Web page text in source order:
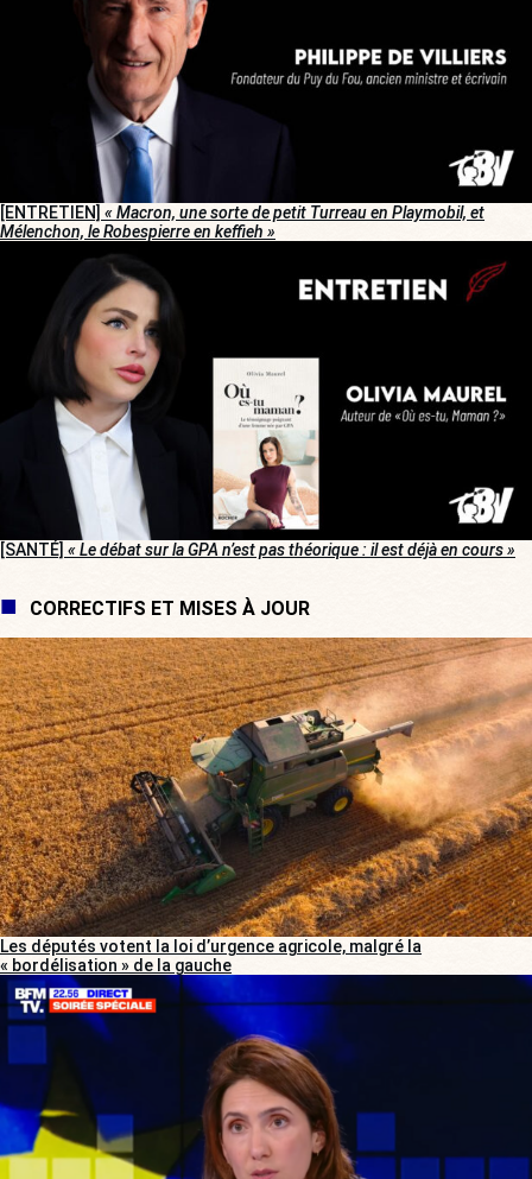
[ENTRETIEN] « Macron, une sorte de petit Turreau en Playmobil, et
Mélenchon, le Robespierre en keffieh »
[SANTÉ] « Le débat sur la GPA n’est pas théorique : il est déjà en cours »
CORRECTIFS ET MISES À JOUR
Les députés votent la loi d’urgence agricole, malgré la
« bordélisation » de la gauche